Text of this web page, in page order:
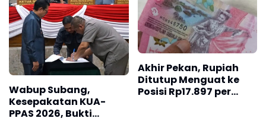
Wabup Subang,
Kesepakatan KUA-
PPAS 2026, Bukti
Akhir Pekan, Rupiah
Ditutup Menguat ke
Posisi Rp17.897 per